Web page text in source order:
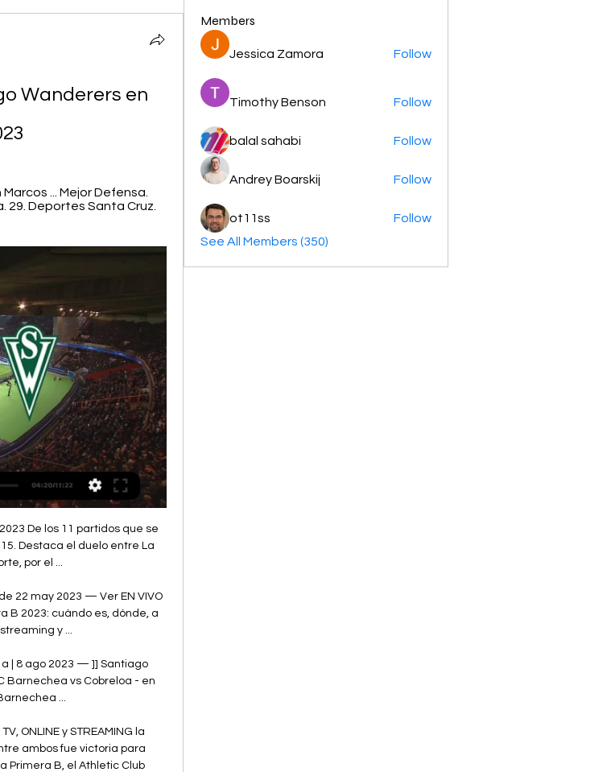
Wanderers en
... Mejor Defensa.
29. Deportes Santa Cruz.
De los 11 partidos que se
Destaca el duelo entre La
por el ...
22 may 2023 — Ver EN VIVO
B 2023: cuándo es, dónde, a
y ...
a | 8 ago 2023 — ]] Santiago
Barnechea vs Cobreloa - en
...
ONLINE y STREAMING la
ambos fue victoria para
Primera B, el Athletic Club
Members
Jessica Zamora Follow
Timothy Benson Follow
balal sahabi Follow
Andrey Boarskij Follow
ot11ss
Follow
See All Members (350)